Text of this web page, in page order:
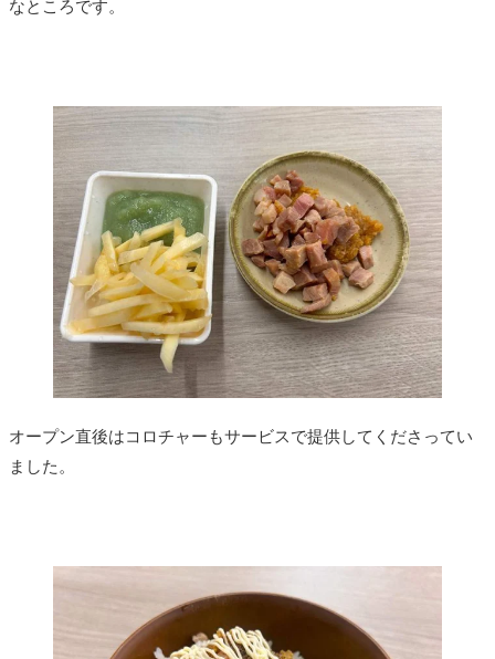
なところです。
オープン直後はコロチャーもサービスで提供してくださってい
ました。